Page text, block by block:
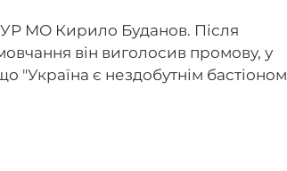
МО Кирило Буданов. Після
він виголосив промову, у
"Україна є нездобутнім бастіоном